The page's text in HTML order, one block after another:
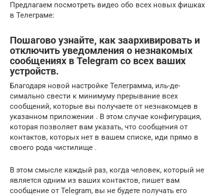
Предлагаем посмотреть видео обо всех новых фишках
в Телеграме:
Пошагово узнайте, как заархивировать и
отключить уведомления о незнакомых
сообщениях в Telegram со всех ваших
устройств.
Благодаря новой настройке Телеграмма, иль-де-
симально свести к минимуму прерывание всех
сообщений, которые вы получаете от незнакомцев в
указанном приложении . В этом случае конфигурация,
которая позволяет вам указать, что сообщения от
контактов, которых нет в вашем списке, иди прямо в
своего рода чистилище .
В этом смысле каждый раз, когда человек, который не
является одним из ваших контактов, пишет вам
сообщение от Telegram, вы не будете получать его